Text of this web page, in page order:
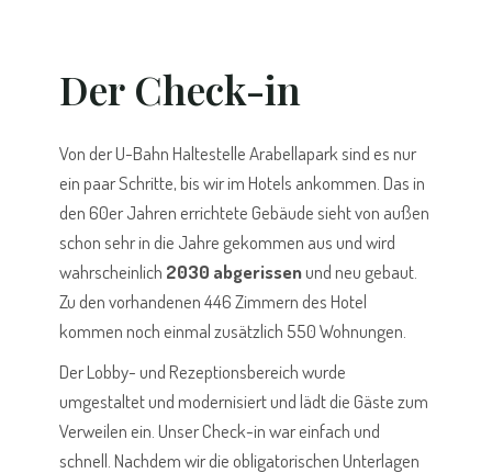
Der Check-in
Von der U-Bahn Haltestelle Arabellapark sind es nur
ein paar Schritte, bis wir im Hotels ankommen. Das in
den 60er Jahren errichtete Gebäude sieht von außen
schon sehr in die Jahre gekommen aus und wird
wahrscheinlich 2030 abgerissenund neu gebaut.
Zu den vorhandenen 446 Zimmern des Hotel
kommen noch einmal zusätzlich 550 Wohnungen.
Der Lobby- und Rezeptionsbereich wurde
umgestaltet und modernisiert und lädt die Gäste zum
Verweilen ein. Unser Check-in war einfach und
schnell. Nachdem wir die obligatorischen Unterlagen